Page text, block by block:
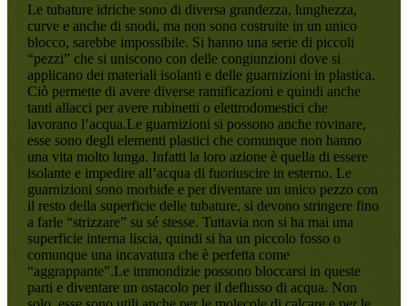
Le tubature idriche sono di diversa grandezza, lunghezza,
curve e anche di snodi, ma non sono costruite in un unico
blocco, sarebbe impossibile. Si hanno una serie di piccoli
“pezzi” che si uniscono con delle congiunzioni dove si
applicano dei materiali isolanti e delle guarnizioni in plastica.
Ciò permette di avere diverse ramificazioni e quindi anche
tanti allacci per avere rubinetti o elettrodomestici che
lavorano l’acqua.Le guarnizioni si possono anche rovinare,
esse sono degli elementi plastici che comunque non hanno
una vita molto lunga. Infatti la loro azione è quella di essere
isolante e impedire all’acqua di fuoriuscire in esterno. Le
guarnizioni sono morbide e per diventare un unico pezzo con
il resto della superficie delle tubature, si devono stringere fino
a farle “strizzare” su sé stesse. Tuttavia non si ha mai una
superficie interna liscia, quindi si ha un piccolo fosso o
comunque una incavatura che è perfetta come
“aggrappante”.Le immondizie possono bloccarsi in queste
parti e diventare un ostacolo per il deflusso di acqua. Non